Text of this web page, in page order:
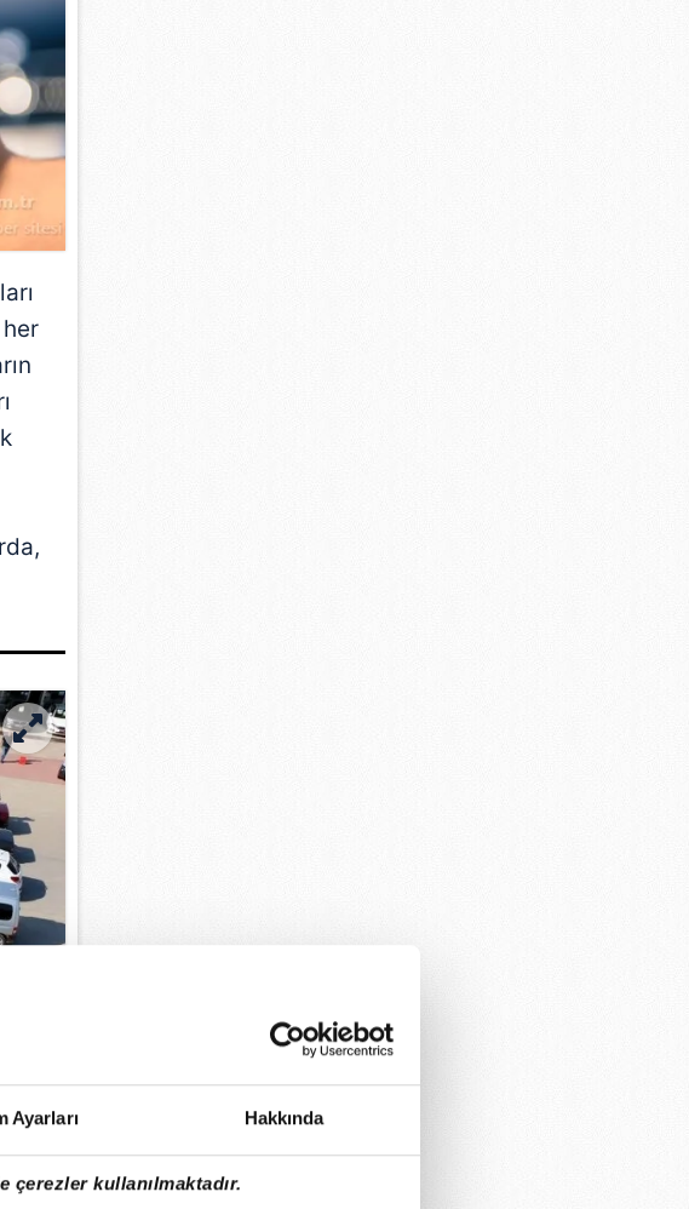
Ayarları Hakkında
kullanılmaktadır.